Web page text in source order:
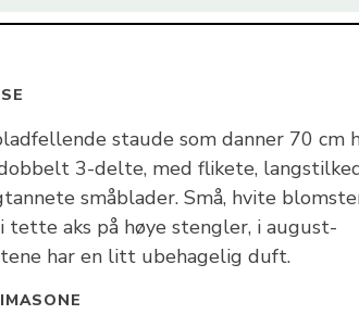
staude som danner 70 cm
3-delte, med flikete,
småblader. Små, hvite
aks på høye stengler, i august-
har en litt ubehagelig duft.